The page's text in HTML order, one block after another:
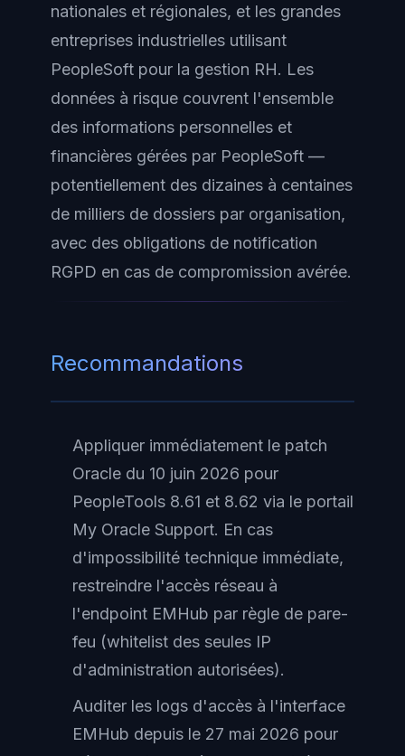
nationales et régionales, et les grandes
entreprises industrielles utilisant
PeopleSoft pour la gestion RH. Les
données à risque couvrent l'ensemble
des informations personnelles et
financières gérées par PeopleSoft —
potentiellement des dizaines à centaines
de milliers de dossiers par organisation,
avec des obligations de notification
RGPD en cas de compromission avérée.
Recommandations
Appliquer immédiatement le patch
Oracle du 10 juin 2026 pour
PeopleTools 8.61 et 8.62 via le portail
My Oracle Support. En cas
d'impossibilité technique immédiate,
restreindre l'accès réseau à
l'endpoint EMHub par règle de pare-
feu (whitelist des seules IP
d'administration autorisées).
Auditer les logs d'accès à l'interface
EMHub depuis le 27 mai 2026 pour